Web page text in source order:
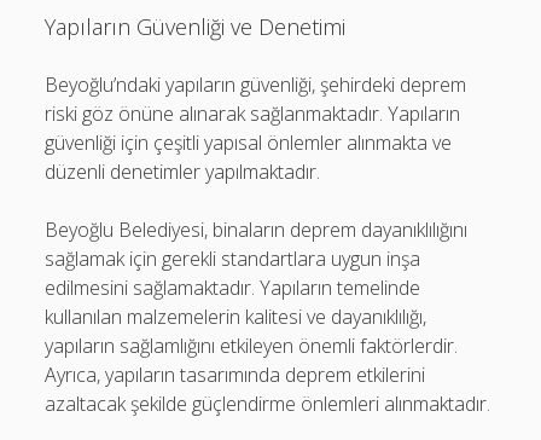
Yapıların Güvenliği ve Denetimi
Beyoğlu’ndaki yapıların güvenliği, şehirdeki deprem
riski göz önüne alınarak sağlanmaktadır. Yapıların
güvenliği için çeşitli yapısal önlemler alınmakta ve
düzenli denetimler yapılmaktadır.
Beyoğlu Belediyesi, binaların deprem dayanıklılığını
sağlamak için gerekli standartlara uygun inşa
edilmesini sağlamaktadır. Yapıların temelinde
kullanılan malzemelerin kalitesi ve dayanıklılığı,
yapıların sağlamlığını etkileyen önemli faktörlerdir.
Ayrıca, yapıların tasarımında deprem etkilerini
azaltacak şekilde güçlendirme önlemleri alınmaktadır.